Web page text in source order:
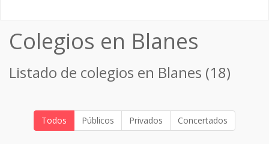
Colegios en Blanes
Listado de colegios en Blanes (18)
Todos Públicos Privados Concertados